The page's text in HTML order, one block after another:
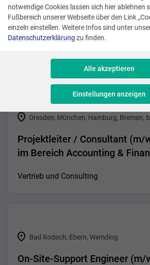
Ihre Suche war
erfolglos. Vielleicht
Sie bei unseren
Angeboten fündig.
Dresden, München, Hamburg, Bremen,
Projektleiter / Consultant (m/
im Bereich Accounting &
Vertrieb und Consulting
Bad Rodach, Ebern, Wemding
On-Site-Support Engineer (m/
notwendige Cookies lassen sich hier ablehnen
Fußbereich unserer Webseite über den Link
einzeln einstellen. Weitere Infos sind unter
Datenschutzerklärung zu finden.
Alle akzeptieren
Einstellungen anzeigen